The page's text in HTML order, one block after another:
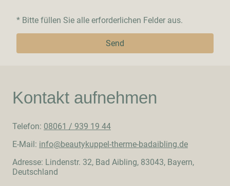
* Bitte füllen Sie alle erforderlichen Felder aus.
Send
Kontakt aufnehmen
Telefon: 08061 / 939 19 44
E-Mail: info@beautykuppel-therme-badaibling.de
Adresse: Lindenstr. 32, Bad Aibling, 83043, Bayern,
Deutschland